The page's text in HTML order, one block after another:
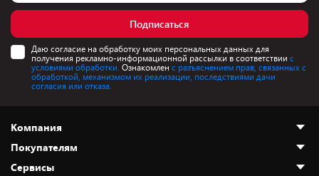
Подписаться
Даю согласие на обработку моих персональных данных для
получения рекламно-информационной рассылки в соответствии с
условиями обработки. Ознакомлен с разъяснением прав, связанных с
обработкой, механизмом их реализации, последствиями дачи
согласия или отказа.
Компания
О нас
Покупателям
Сервисы